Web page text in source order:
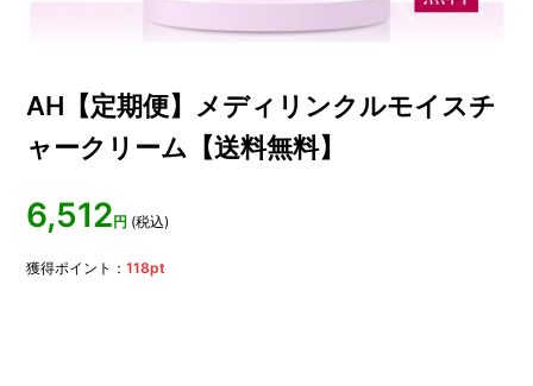
AH【定期便】メディリンクルモイスチ
ャークリーム【送料無料】
6,512円 (税込)
獲得ポイント：118pt